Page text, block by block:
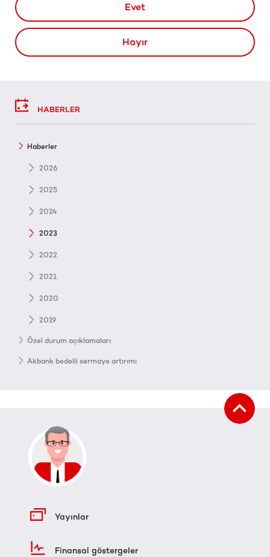
Evet
Hayır
HABERLER
Haberler
2026
2025
2024
2023
2022
2021
2020
2019
Özel durum açıklamaları
Akbank bedelli sermaye artırımı
Yayınlar
Finansal göstergeler